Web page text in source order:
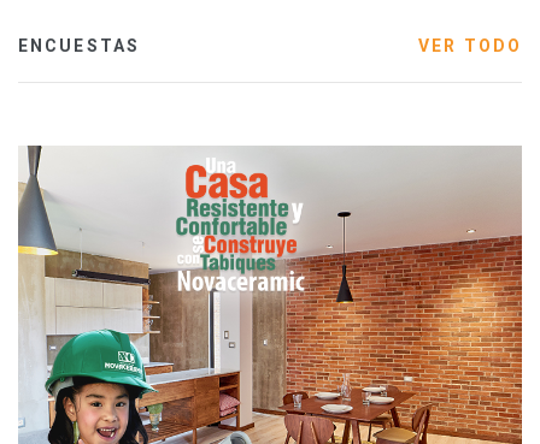
ENCUESTAS VER TODO